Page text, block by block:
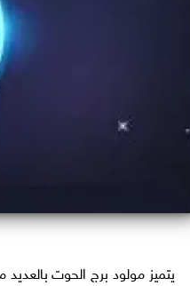
يتميز مولود برج الحوت